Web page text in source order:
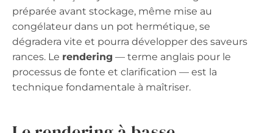
préparée avant stockage, même mise au
congélateur dans un pot hermétique, se
dégradera vite et pourra développer des saveurs
rances. Le rendering — terme anglais pour le
processus de fonte et clarification — est la
technique fondamentale à maîtriser.